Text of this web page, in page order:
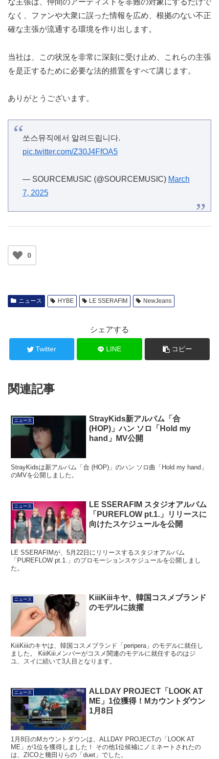
なく、ファンや大衆に誤った情報を広め、根拠のない不正
確な主張が流通する環境を作り出します。
当社は、この状況を非常に深刻に受け止め、これらの主張
を是正するために必要な法的措置をすべて講じます。
ありがとうございます。
쏘스뮤직에서 알려드립니다.
pic.twitter.com/Z30J4FfOA5
— SOURCEMUSIC (@SOURCEMUSIC) March
7, 2025
0
ニュース HYBE LE SSERAFIM NewJeans
シェアする
Twitter LINE コピー
関連記事
ニュース
StrayKids新アルバム「合
(HOP)」ハン ソロ「Hold my
hand」MV公開
StrayKidsは新アルバム「合 (HOP)」のハン ソロ曲「Hold my hand」
のMVを公開しました。
ニュース
LE SSERAFIM スタジオアルバム
「PUREFLOW pt.1.」リリースに
向けたスケジュールを公開
LE SSERAFIMが、5月22日にリリースするスタジオアルバム
「PUREFLOW pt.1.」のプロモーションスケジュールを公開しまし
た。
ニュース
KiiiKiiiキヤ、韓国コスメブランド
のモデルに抜擢
KiiiKiiiのキヤは、韓国コスメブランド「peripera」のモデルに就任し
ました。 KiiiKiiiメンバーがコスメ関連のモデルに就任するのはジ
ユ、スイに続いて3人目となります。
ニュース
ALLDAY PROJECT「LOOK AT
ME」1位獲得！Mカウントダウン
1月8日
1月8日のMカウントダウンは、ALLDAY PROJECTの「LOOK AT
ME」が1位を獲得しました！ その他1位候補にノミネートされたの
は、ZICOと幾田りらの「duet」でした。